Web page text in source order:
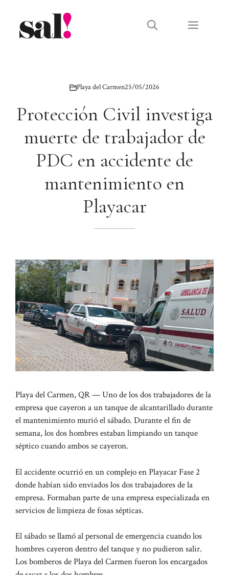
contenido
Menú
Playa del Carmen25/05/2026
Protección Civil investiga
muerte de trabajador de
PDC en accidente de
mantenimiento en
Playacar
Playa del Carmen, QR — Uno de los dos trabajadores de la
empresa que cayeron a un tanque de alcantarillado durante
el mantenimiento murió el sábado. Durante el fin de
semana, los dos hombres estaban limpiando un tanque
séptico cuando ambos se cayeron.
El accidente ocurrió en un complejo en Playacar Fase 2
donde habían sido enviados los dos trabajadores de la
empresa. Formaban parte de una empresa especializada en
servicios de limpieza de fosas sépticas.
El sábado se llamó al personal de emergencia cuando los
hombres cayeron dentro del tanque y no pudieron salir.
Los bomberos de Playa del Carmen fueron los encargados